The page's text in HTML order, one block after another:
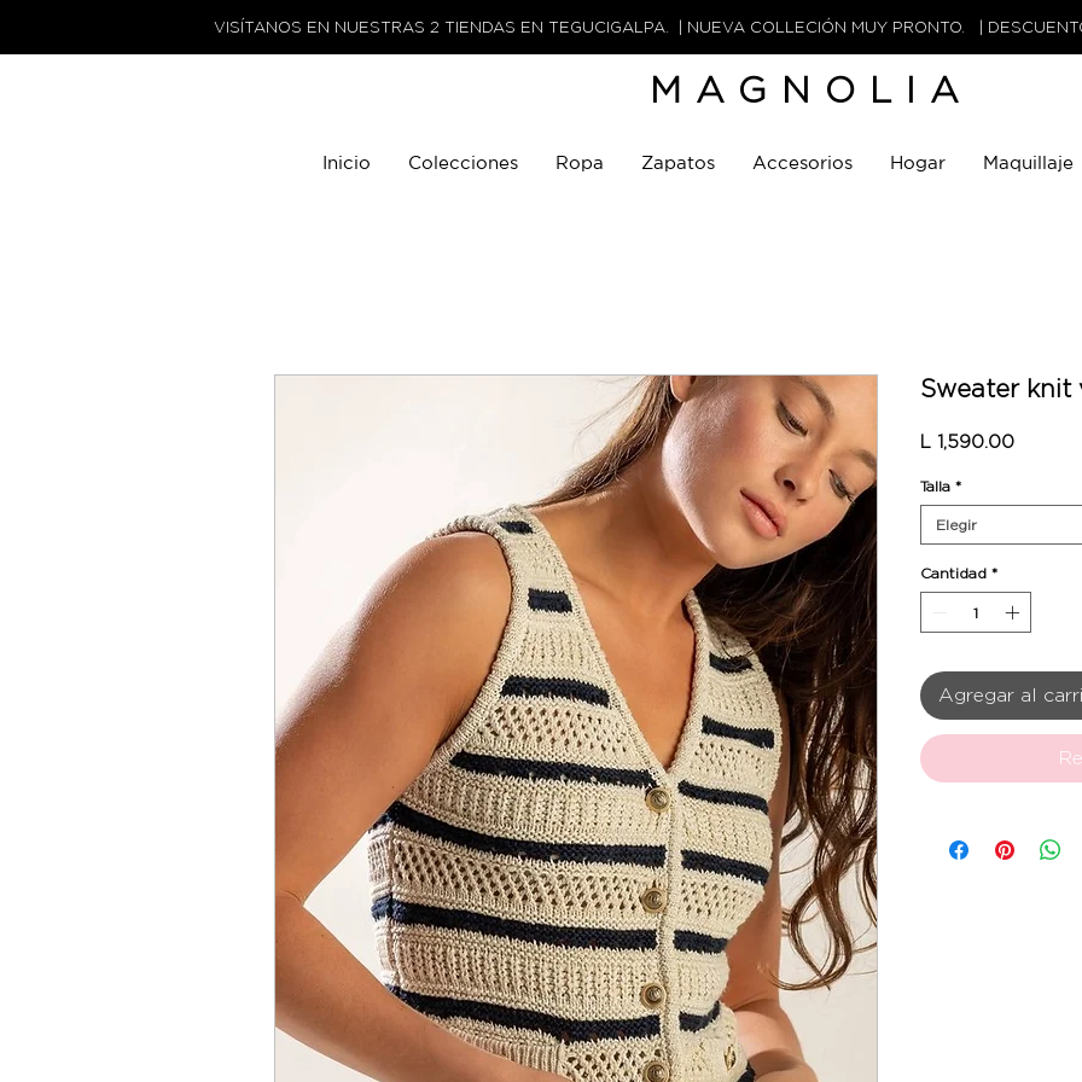
VISÍTANOS EN NUESTRAS 2 TIENDAS EN TEGUCIGALPA. | NUEVA COLLECIÓN MUY PRONTO. |
MAGNOLIA
Inicio Colecciones Ropa Zapatos Accesorios Hogar Maquillaje
Sweater knit
L 1,590.00Precio
Talla *
Elegir
Cantidad *
Agregar al